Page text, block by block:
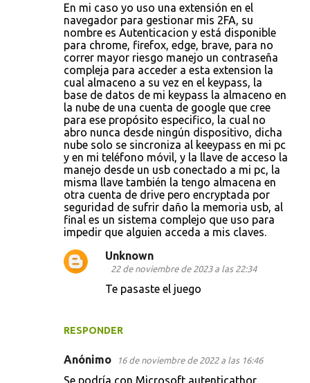
En mi caso yo uso una extensión en el
navegador para gestionar mis 2FA, su
nombre es Autenticacion y está disponible
para chrome, firefox, edge, brave, para no
correr mayor riesgo manejo un contraseña
compleja para acceder a esta extension la
cual almaceno a su vez en el keypass, la
base de datos de mi keypass la almaceno en
la nube de una cuenta de google que cree
para ese propósito especifico, la cual no
abro nunca desde ningún dispositivo, dicha
nube solo se sincroniza al keeypass en mi pc
y en mi teléfono móvil, y la llave de acceso la
manejo desde un usb conectado a mi pc, la
misma llave también la tengo almacena en
otra cuenta de drive pero encryptada por
seguridad de sufrir daño la memoria usb, al
final es un sistema complejo que uso para
impedir que alguien acceda a mis claves.
RESPONDER
Unknown
22 de noviembre de 2023 a las 22:34
Te pasaste el juego
Anónimo 16 de noviembre de 2022 a las 16:46
Se podría con Microsoft autenticathor